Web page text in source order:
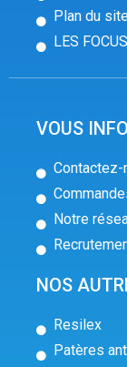
Plan du
LES
VOUS
Contactez-
Notre
NOS
Resilex
Patères